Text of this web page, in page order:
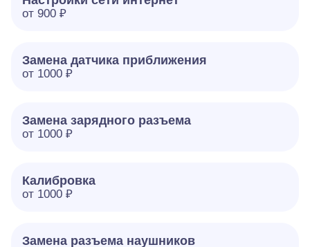
от 900 ₽
Замена датчика приближения
от 1000 ₽
Замена зарядного разъема
от 1000 ₽
Калибровка
от 1000 ₽
Замена разъема наушников